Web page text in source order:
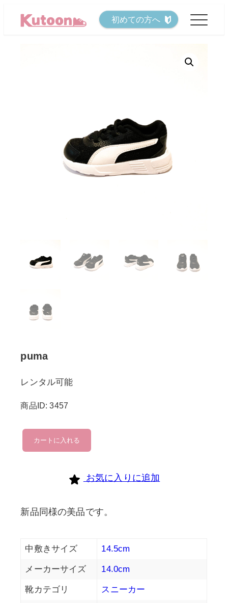
初めての方へ
puma
レンタル可能
商品ID: 3457
puma
個
カートに入れる
お気に入りに追加
新品同様の美品です。
中敷きサイズ 14.5cm
メーカーサイズ 14.0cm
靴カテゴリ スニーカー